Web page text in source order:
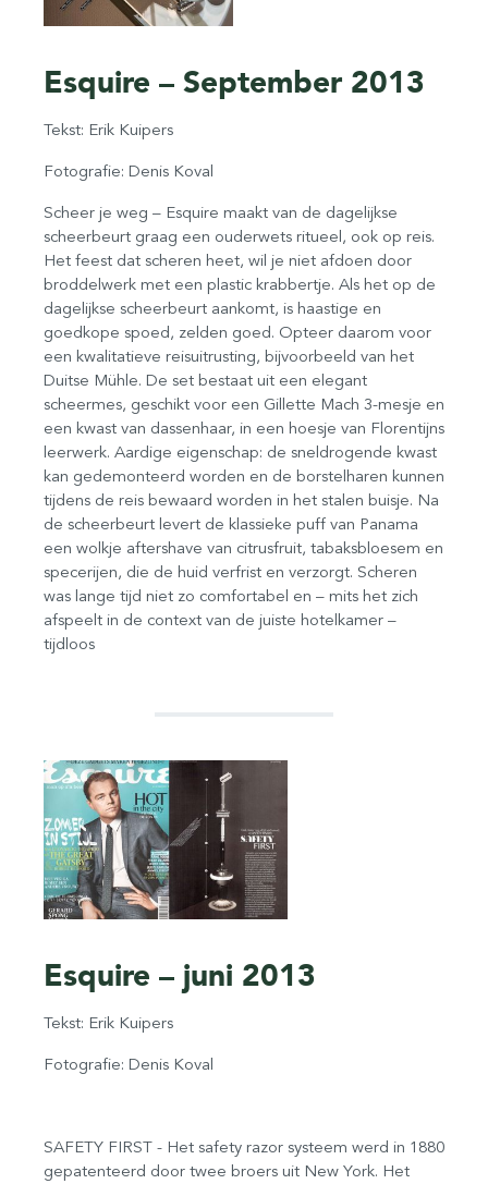
Esquire – September 2013
Tekst: Erik Kuipers
Fotografie: Denis Koval
Scheer je weg – Esquire maakt van de dagelijkse
scheerbeurt graag een ouderwets ritueel, ook op reis.
Het feest dat scheren heet, wil je niet afdoen door
broddelwerk met een plastic krabbertje. Als het op de
dagelijkse scheerbeurt aankomt, is haastige en
goedkope spoed, zelden goed. Opteer daarom voor
een kwalitatieve reisuitrusting, bijvoorbeeld van het
Duitse Mühle. De set bestaat uit een elegant
scheermes, geschikt voor een Gillette Mach 3-mesje en
een kwast van dassenhaar, in een hoesje van Florentijns
leerwerk. Aardige eigenschap: de sneldrogende kwast
kan gedemonteerd worden en de borstelharen kunnen
tijdens de reis bewaard worden in het stalen buisje. Na
de scheerbeurt levert de klassieke puff van Panama
een wolkje aftershave van citrusfruit, tabaksbloesem en
specerijen, die de huid verfrist en verzorgt. Scheren
was lange tijd niet zo comfortabel en – mits het zich
afspeelt in de context van de juiste hotelkamer –
tijdloos
Esquire – juni 2013
Tekst: Erik Kuipers
Fotografie: Denis Koval
SAFETY FIRST - Het safety razor systeem werd in 1880
gepatenteerd door twee broers uit New York. Het